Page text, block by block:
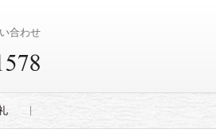
合わせ